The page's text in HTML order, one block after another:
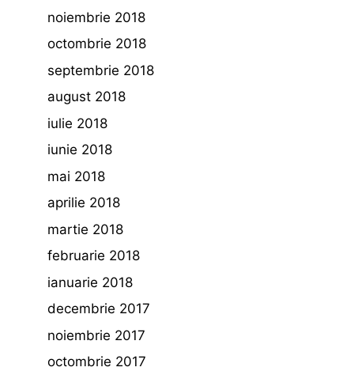
noiembrie 2018
octombrie 2018
septembrie 2018
august 2018
iulie 2018
iunie 2018
mai 2018
aprilie 2018
martie 2018
februarie 2018
ianuarie 2018
decembrie 2017
noiembrie 2017
octombrie 2017